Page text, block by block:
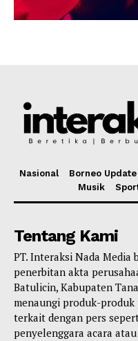
Nasional Borneo Update
Musik
Tentang Kami
PT. Interaksi Nada Media
penerbitan akta
Batulicin, Kabupaten
menaungi produk-produk
terkait dengan pers
penyelenggara acara